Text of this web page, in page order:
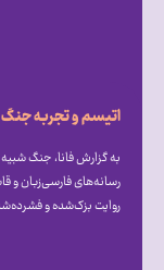
اتیسم و تجربه جنگ
به گزارش فانا، جنگ
رسانه‌های فارسی‌زبان و
روایت بزک‌شده و